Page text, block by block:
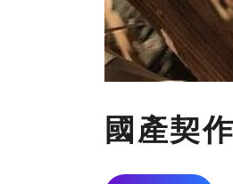
國產契